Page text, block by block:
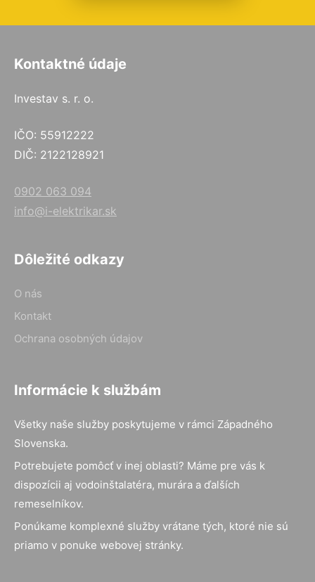
Kontaktné údaje
Investav s. r. o.
IČO: 55912222
DIČ: 2122128921
0902 063 094
info@i-elektrikar.sk
Dôležité odkazy
O nás
Kontakt
Ochrana osobných údajov
Informácie k službám
Všetky naše služby poskytujeme v rámci Západného
Slovenska.
Potrebujete pomôcť v inej oblasti? Máme pre vás k
dispozícii aj vodoinštalatéra, murára a ďalších
remeselníkov.
Ponúkame komplexné služby vrátane tých, ktoré nie sú
priamo v ponuke webovej stránky.